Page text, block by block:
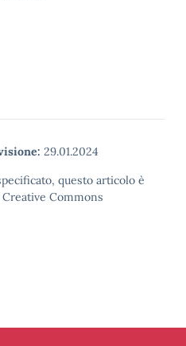
29.01.2024
questo articolo è
Commons